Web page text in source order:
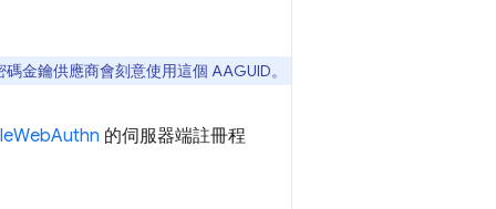
金鑰供應商會刻意使用這個 AAGUID。
的伺服器端註冊程